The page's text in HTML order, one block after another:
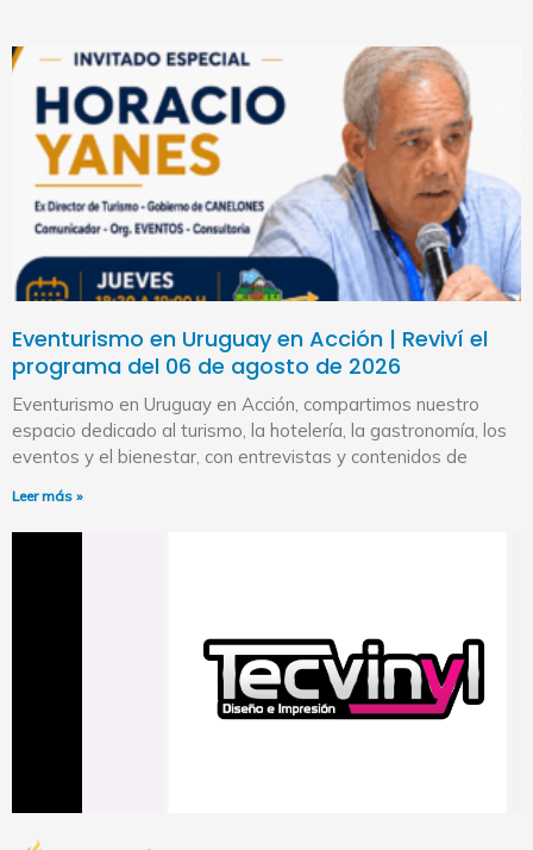
Eventurismo en Uruguay en Acción | Reviví el
programa del 06 de agosto de 2026
Eventurismo en Uruguay en Acción, compartimos nuestro
espacio dedicado al turismo, la hotelería, la gastronomía, los
eventos y el bienestar, con entrevistas y contenidos de
Leer más »